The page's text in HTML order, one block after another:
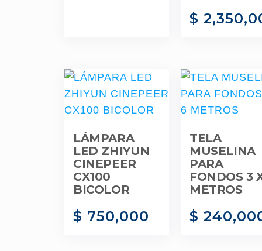
$
LÁMPARA
LED ZHIYUN
CINEPEER
CX100
BICOLOR
$ 750,000
TELA
MUSELINA
PARA
FONDOS 3
METROS
$